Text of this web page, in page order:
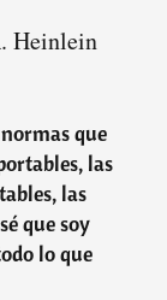
Heinlein
que
las
las
que soy
lo que